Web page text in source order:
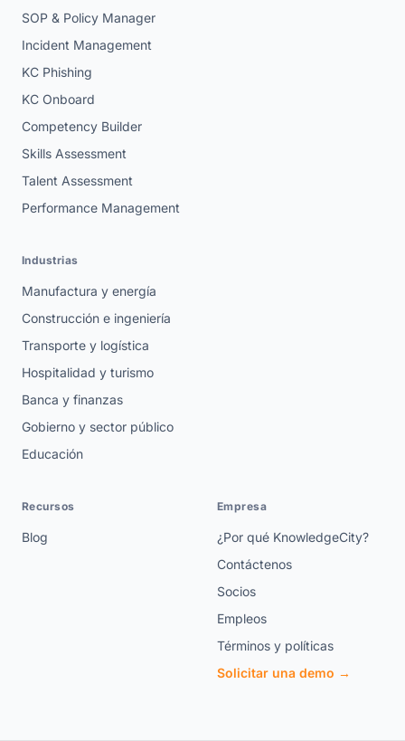
SOP & Policy Manager
Incident Management
KC Phishing
KC Onboard
Competency Builder
Skills Assessment
Talent Assessment
Performance Management
Industrias
Manufactura y energía
Construcción e ingeniería
Transporte y logística
Hospitalidad y turismo
Banca y finanzas
Gobierno y sector público
Educación
Recursos
Blog
Empresa
¿Por qué KnowledgeCity?
Contáctenos
Socios
Empleos
Términos y políticas
Solicitar una demo →